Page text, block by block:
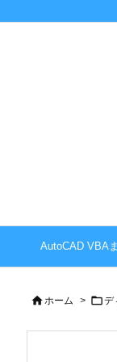
AutoCAD VBA
 ホーム > デ